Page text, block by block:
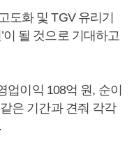
도화 및 TGV 유리기
이 될 것으로 기대하고
업이익 108억 원, 순이
은 기간과 견줘 각각